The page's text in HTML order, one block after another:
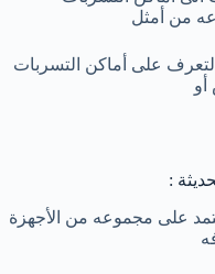
من أمثل
على أماكن التسربات
أو
:
على مجموعه من الأجهزة